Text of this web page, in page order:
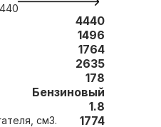
4440
1496
1764
2635
178
Бензиновый
1.8
Рабочий объем двигателя, см3. 1774